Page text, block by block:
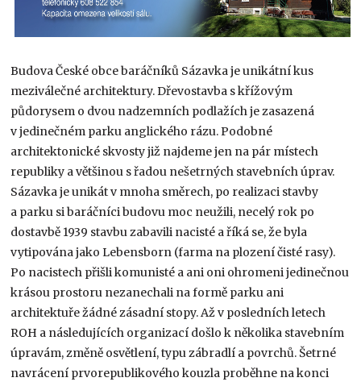
Budova České obce baráčníků Sázavka je unikátní kus
meziválečné architektury. Dřevostavba s křížovým
půdorysem o dvou nadzemních podlažích je zasazená
v jedinečném parku anglického rázu. Podobné
architektonické skvosty již najdeme jen na pár místech
republiky a většinou s řadou nešetrných stavebních úprav.
Sázavka je unikát v mnoha směrech, po realizaci stavby
a parku si baráčníci budovu moc neužili, necelý rok po
dostavbě 1939 stavbu zabavili nacisté a říká se, že byla
vytipována jako Lebensborn (farma na plození čisté rasy).
Po nacistech přišli komunisté a ani oni ohromeni jedinečnou
krásou prostoru nezanechali na formě parku ani
architektuře žádné zásadní stopy. Až v posledních letech
ROH a následujících organizací došlo k několika stavebním
úpravám, změně osvětlení, typu zábradlí a povrchů. Šetrné
navrácení prvorepublikového kouzla proběhne na konci